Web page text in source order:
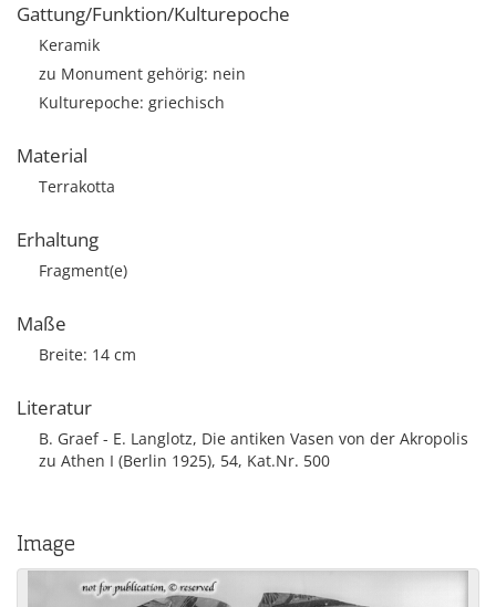
Gattung/Funktion/Kulturepoche
Keramik
zu Monument gehörig: nein
Kulturepoche: griechisch
Material
Terrakotta
Erhaltung
Fragment(e)
Maße
Breite: 14 cm
Literatur
B. Graef - E. Langlotz, Die antiken Vasen von der Akropolis
zu Athen I (Berlin 1925), 54, Kat.Nr. 500
Image